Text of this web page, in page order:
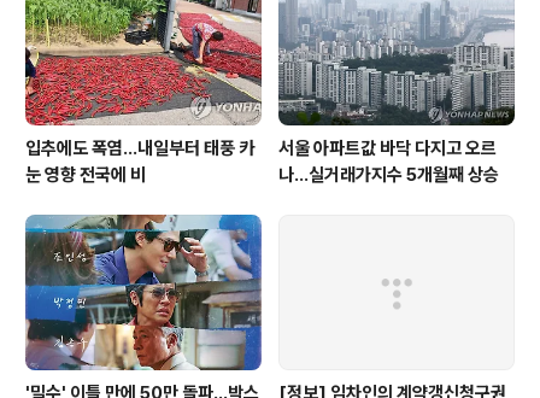
입추에도 폭염…내일부터 태풍 카
눈 영향 전국에 비
서울 아파트값 바닥 다지고 오르
나…실거래가지수 5개월째 상승